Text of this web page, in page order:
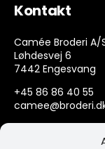
Kontakt
Camée Broderi A/
Løhdesvej 6
7442 Engesvang
+45 86 86 40 55